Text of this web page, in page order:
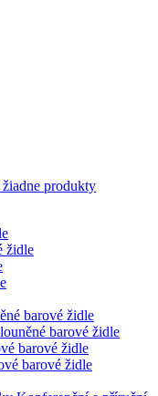
produkty
židle
barové židle
barové židle
barové židle
barové židle